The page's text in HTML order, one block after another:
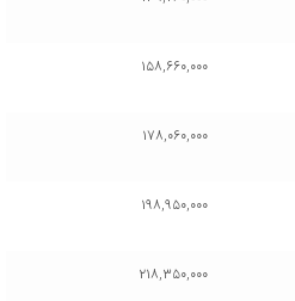
۱۵۸,۶۶۰,۰۰۰
۱۷۸,۰۶۰,۰۰۰
۱۹۸,۹۵۰,۰۰۰
۲۱۸,۳۵۰,۰۰۰